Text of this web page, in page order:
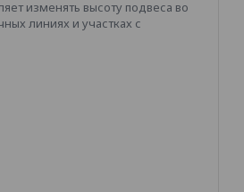
изменять высоту подвеса во
линиях и участках с